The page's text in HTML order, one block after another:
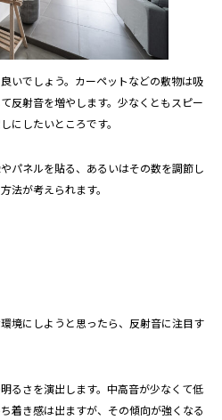
いでしょう。カーペットなどの敷物は吸
反射音を増やします。少なくともスピー
にしたいところです。
パネルを貼る、あるいはその数を調節し
法が考えられます。
境にしようと思ったら、反射音に注目す
るさを演出します。中高音が少なくて低
着き感は出ますが、その傾向が強くなる